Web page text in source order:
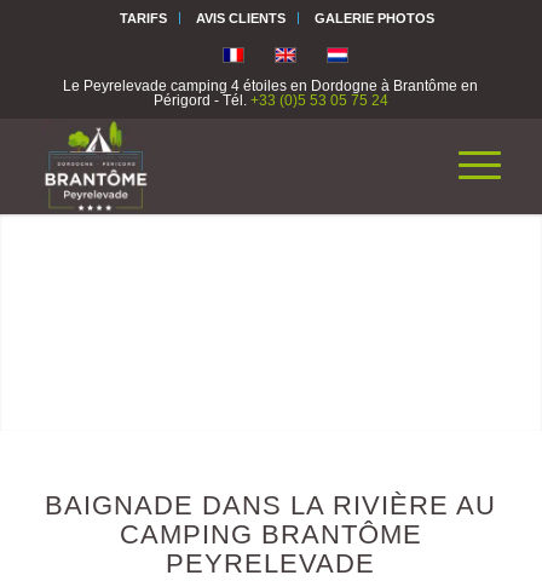
TARIFS AVIS CLIENTS GALERIE PHOTOS
Le Peyrelevade camping 4 étoiles en Dordogne à Brantôme en
Périgord - Tél. +33 (0)5 53 05 75 24
BAIGNADE DANS LA RIVIÈRE AU
CAMPING BRANTÔME
PEYRELEVADE